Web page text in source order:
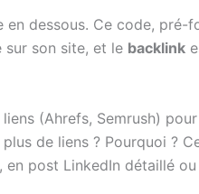
dessous. Ce code, pré-
sur son site, et le backlink
(Ahrefs, Semrush)
de liens ? Pourquoi ?
post LinkedIn détaillé